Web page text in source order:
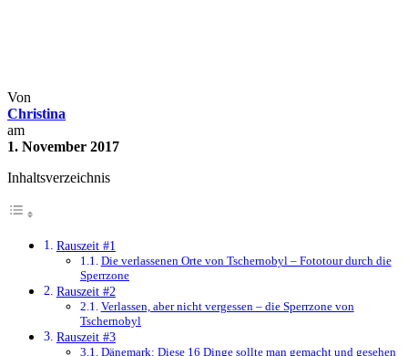
Von
Christina
am
1. November 2017
Inhaltsverzeichnis
Rauszeit #1
Die verlassenen Orte von Tschernobyl – Fototour durch die
Sperrzone
Rauszeit #2
Verlassen, aber nicht vergessen – die Sperrzone von
Tschernobyl
Rauszeit #3
Dänemark: Diese 16 Dinge sollte man gemacht und gesehen